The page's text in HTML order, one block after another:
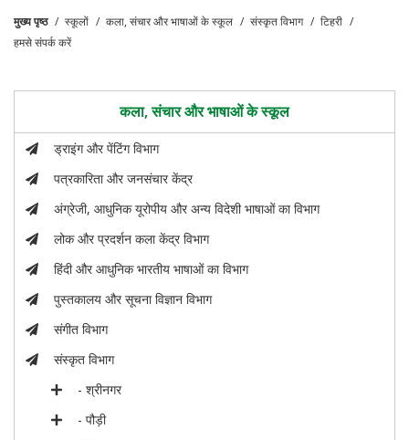
पग
मुख्य पृष्ठ स्कूलों कला, संचार और भाषाओं के स्कूल संस्कृत विभाग
टिहरी
हमसे संपर्क करें
कला, संचार और भाषाओं के स्कूल
ड्राइंग और पेंटिंग विभाग
पत्रकारिता और जनसंचार केंद्र
अंग्रेजी, आधुनिक यूरोपीय और अन्य विदेशी भाषाओं का विभाग
लोक और प्रदर्शन कला केंद्र विभाग
हिंदी और आधुनिक भारतीय भाषाओं का विभाग
पुस्तकालय और सूचना विज्ञान विभाग
संगीत विभाग
संस्कृत विभाग
- श्रीनगर
- पौड़ी